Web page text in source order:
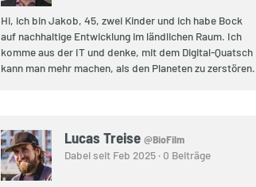
Hi, ich bin Jakob, 45, zwei Kinder und ich habe Bock
auf nachhaltige Entwicklung im ländlichen Raum. Ich
komme aus der IT und denke, mit dem Digital-Quatsch
kann man mehr machen, als den Planeten zu zerstören.
Lucas Treise @BioFilm
Dabei seit Feb 2025 · 0 Beiträge